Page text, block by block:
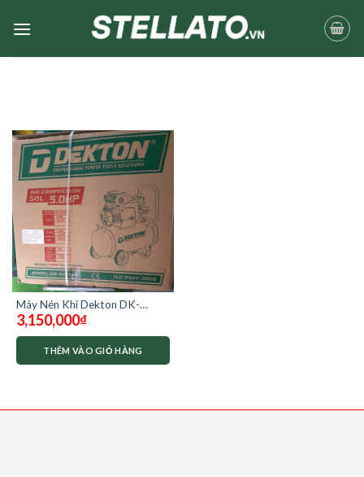
Máy Nén Khí Dekton DK-
AC50DR có dầu
3,150,000₫
THÊM VÀO GIỎ HÀNG